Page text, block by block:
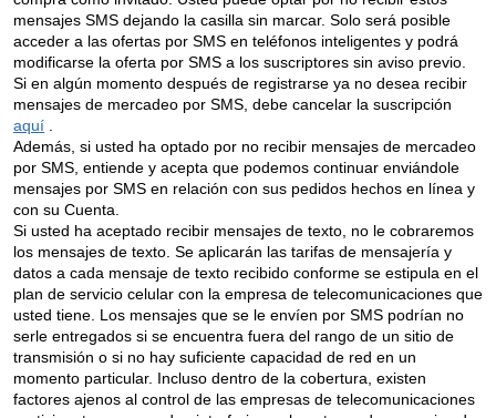
mensajes SMS dejando la casilla sin marcar. Solo será posible
acceder a las ofertas por SMS en teléfonos inteligentes y podrá
modificarse la oferta por SMS a los suscriptores sin aviso previo.
Si en algún momento después de registrarse ya no desea recibir
mensajes de mercadeo por SMS, debe cancelar la suscripción
aquí
Además, si usted ha optado por no recibir mensajes de mercadeo
por SMS, entiende y acepta que podemos continuar enviándole
mensajes por SMS en relación con sus pedidos hechos en línea y
con su Cuenta.
Si usted ha aceptado recibir mensajes de texto, no le cobraremos
los mensajes de texto. Se aplicarán las tarifas de mensajería y
datos a cada mensaje de texto recibido conforme se estipula en el
plan de servicio celular con la empresa de telecomunicaciones que
usted tiene. Los mensajes que se le envíen por SMS podrían no
serle entregados si se encuentra fuera del rango de un sitio de
transmisión o si no hay suficiente capacidad de red en un
momento particular. Incluso dentro de la cobertura, existen
factores ajenos al control de las empresas de telecomunicaciones